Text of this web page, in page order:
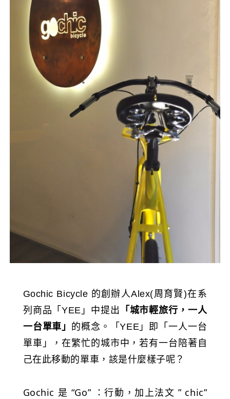
Gochic Bicycle 的創辦人Alex(周育賢)在系
列商品「YEE」中提出 「城市輕旅行，一人
一台單車」 的概念。「YEE」即「一人一台
單車」，在繁忙的城市中，若有一台陪著自
己在此移動的單車，該是什麼樣子呢？
Gochic 是 “Go” ：行動，加上法文 ” chic”